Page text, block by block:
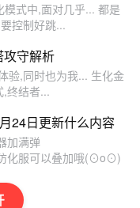
式中,面对几乎... 都是
控制好跳...
攻守解析
验,同时也为我... 生化金
,终结者...
24日更新什么内容
加满弹
化服可以叠加哦(⊙o⊙)